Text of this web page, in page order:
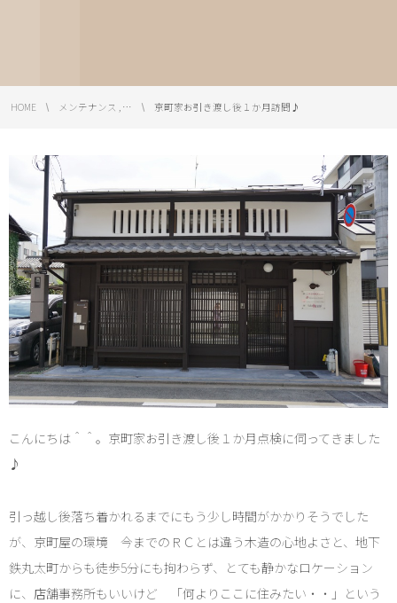
HOME メンテナンス , … 京町家お引き渡し後１か月訪問♪
こんにちは＾＾。京町家お引き渡し後１か月点検に伺ってきました
♪
引っ越し後落ち着かれるまでにもう少し時間がかかりそうでした
が、京町屋の環境 今までのＲＣとは違う木造の心地よさと、地下
鉄丸太町からも徒歩5分にも拘わらず、とても静かなロケーション
に、店舗事務所もいいけど 「何よりここに住みたい・・」という